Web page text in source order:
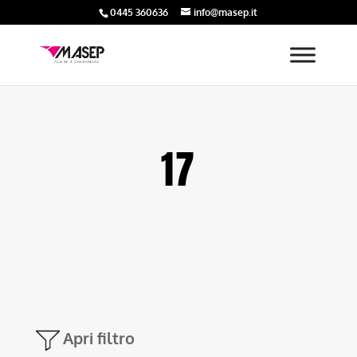
0445 360636 info@masep.it
17
Apri filtro